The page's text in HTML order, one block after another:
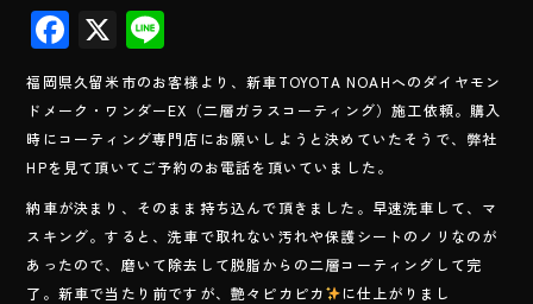
F
ac
e
b
o
ok
X
ne
福岡県久留米市のお客様より、新車TOYOTA NOAHへのダイヤモン
ドメーク・ワンダーEX（二層ガラスコーティング）施工依頼。購入
時にコーティング専門店にお願いしようと決めていたそうで、弊社
HPを見て頂いてご予約のお電話を頂いていました。
納車が決まり、そのまま持ち込んで頂きました。早速洗車して、マ
スキング。すると、洗車で取れない汚れや保護シートのノリなのが
あったので、磨いて除去して脱脂からの二層コーティングして完
了。新車で当たり前ですが、艶々ピカピカ
に仕上がりまし